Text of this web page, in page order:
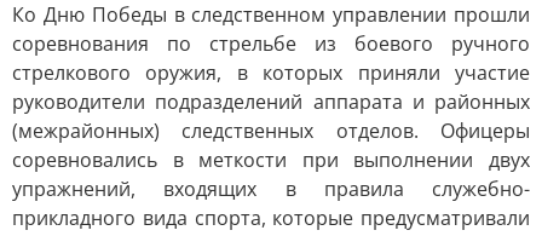
Ко Дню Победы в следственном управлении прошли
соревнования по стрельбе из боевого ручного
стрелкового оружия, в которых приняли участие
руководители подразделений аппарата и районных
(межрайонных) следственных отделов. Офицеры
соревновались в меткости при выполнении двух
упражнений, входящих в правила служебно-
прикладного вида спорта, которые предусматривали